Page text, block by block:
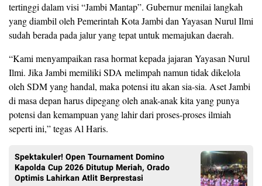
tertinggi dalam visi “Jambi Mantap”. Gubernur menilai langkah
yang diambil oleh Pemerintah Kota Jambi dan Yayasan Nurul Ilmi
sudah berada pada jalur yang tepat untuk memajukan daerah.
​“Kami menyampaikan rasa hormat kepada jajaran Yayasan Nurul
Ilmi. Jika Jambi memiliki SDA melimpah namun tidak dikelola
oleh SDM yang handal, maka potensi itu akan sia-sia. Aset Jambi
di masa depan harus dipegang oleh anak-anak kita yang punya
potensi dan kemampuan yang lahir dari proses-proses ilmiah
seperti ini,” tegas Al Haris.
Spektakuler! Open Tournament Domino
Kapolda Cup 2026 Ditutup Meriah, Orado
Optimis Lahirkan Atlit Berprestasi